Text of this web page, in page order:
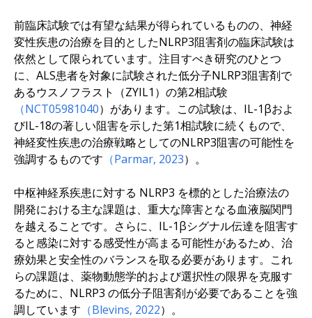
前臨床試験では有望な結果が得られているものの、神経
変性疾患の治療を目的としたNLRP3阻害剤の臨床試験は
依然として限られています。注目すべき研究のひとつ
に、ALS患者を対象に試験された低分子NLRP3阻害剤で
あるウスノフラスト（ZYIL1）の第2相試験
（NCT05981040）があります。この試験は、IL-1βおよ
びIL-18の著しい阻害を示した第1相試験に続くもので、
神経変性疾患の治療戦略としてのNLRP3阻害の可能性を
強調するものです （Parmar, 2023）。
中枢神経系疾患に対する NLRP3 を標的とした治療法の
開発における主な課題は、重大な障害となる血液脳関門
を越えることです。さらに、IL-1βシグナル伝達を阻害す
ると感染に対する感受性が高まる可能性があるため、治
療効果と安全性のバランスを取る必要があります。これ
らの課題は、薬物動態学的および選択性の限界を克服す
るために、NLRP3 の低分子阻害剤が必要であることを強
調しています （Blevins, 2022）。